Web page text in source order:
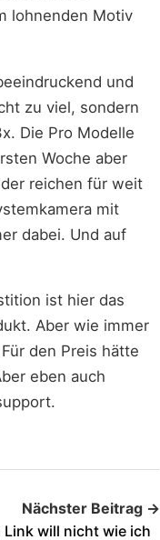
lohnenden Motiv
und
zu viel, sondern
Die Pro Modelle
Woche aber
reichen für weit
mit
dabei. Und auf
ist hier das
Aber wie immer
den Preis hätte
eben auch
Nächster Beitrag →
Link will nicht wie ich